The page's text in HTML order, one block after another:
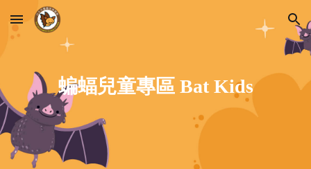
Skip to main content Skip to navigation
蝙蝠兒童專區 Bat Kids